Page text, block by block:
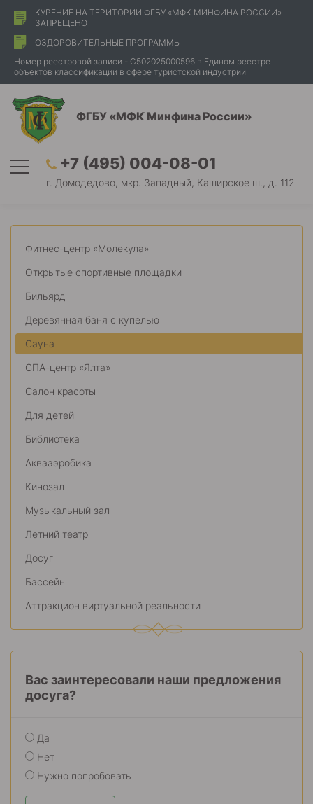
КУРЕНИЕ НА ТЕРИТОРИИ ФГБУ «МФК МИНФИНА РОССИИ»
ЗАПРЕЩЕНО
ОЗДОРОВИТЕЛЬНЫЕ ПРОГРАММЫ
Номер реестровой записи - С502025000596 в Едином реестре
объектов классификации в сфере туристской индустрии
ФГБУ «МФК Минфина России»
+7 (495) 004-08-01
г. Домодедово, мкр. Западный, Каширское ш., д. 112
Фитнес-центр «Молекула»
Открытые спортивные площадки
Бильярд
Деревянная баня с купелью
Сауна
СПА-центр «Ялта»
Салон красоты
Для детей
Библиотека
Аквааэробика
Кинозал
Музыкальный зал
Летний театр
Досуг
Бассейн
Аттракцион виртуальной реальности
Вас заинтересовали наши предложения
досуга?
Да
Нет
Нужно попробовать